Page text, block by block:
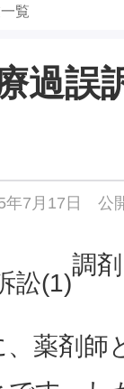
覧
過誤
年7月17日 公
調
薬剤師